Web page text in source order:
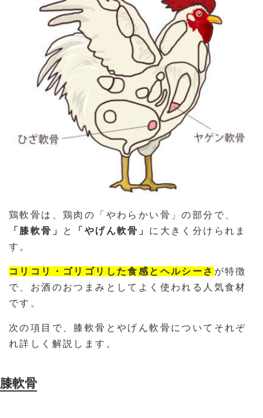
鶏軟骨は、鶏肉の「やわらかい骨」の部分で、
「膝軟骨」
と 「やげん軟骨」 に大きく分けられま
す。
コリコリ・ゴリゴリした食感とヘルシーさ が特徴
で、お酒のおつまみとしてよく使われる人気食材
です。
次の項目で、膝軟骨とやげん軟骨についてそれぞ
れ詳しく解説します。
膝軟骨